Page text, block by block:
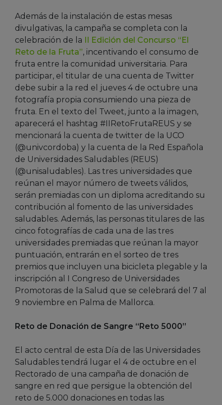
Además de la instalación de estas mesas
divulgativas, la campaña se completa con la
celebración de la II Edición del Concurso “El
Reto de la Fruta”, incentivando el consumo de
fruta entre la comunidad universitaria. Para
participar, el titular de una cuenta de Twitter
debe subir a la red el jueves 4 de octubre una
fotografía propia consumiendo una pieza de
fruta. En el texto del Tweet, junto a la imagen,
aparecerá el hashtag #IIRetoFrutaREUS y se
mencionará la cuenta de twitter de la UCO
(@univcordoba) y la cuenta de la Red Española
de Universidades Saludables (REUS)
(@unisaludables). Las tres universidades que
reúnan el mayor número de tweets válidos,
serán premiadas con un diploma acreditando su
contribución al fomento de las universidades
saludables. Además, las personas titulares de las
cinco fotografías de cada una de las tres
universidades premiadas que reúnan la mayor
puntuación, entrarán en el sorteo de tres
premios que incluyen una bicicleta plegable y la
inscripción al I Congreso de Universidades
Promotoras de la Salud que se celebrará del 7 al
9 noviembre en Palma de Mallorca.
Reto de Donación de Sangre “Reto 5000”
El acto central de esta Día de las Universidades
Saludables tendrá lugar el 4 de octubre en el
Rectorado de una campaña de donación de
sangre en red que persigue la obtención del
reto de 5.000 donaciones en todas las